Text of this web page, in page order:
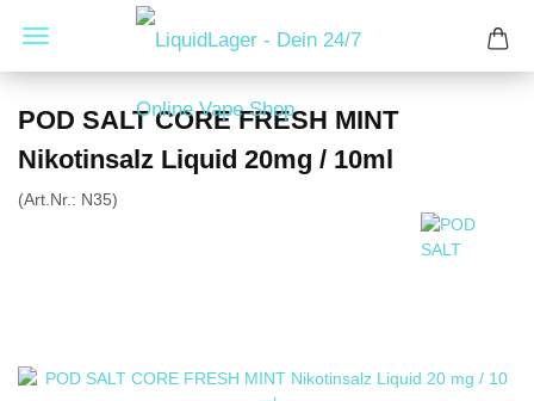
POD SALT CORE FRESH MINT
Nikotinsalz Liquid 20mg / 10ml
(Art.Nr.: N35)